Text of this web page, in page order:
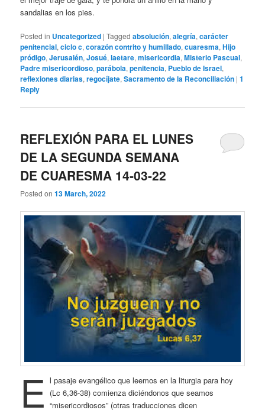
sandalias en los pies.
Posted in Uncategorized |Tagged absolución,alegría,carácter
penitencial,ciclo c,corazón contrito y humillado,cuaresma,Hijo
pródigo,Jerusalén,Josué,laetare,misericordia,Misterio Pascual,
Padre misericordioso,parábola,penitencia, Pueblo de Israel,
reflexiones diarias,regocíjate,Sacramento de la Reconciliación |1
Reply
REFLEXIÓN PARA EL LUNES
DE LA SEGUNDA SEMANA
DE CUARESMA 14-03-22
Posted on13 March, 2022
E l pasaje evangélico que leemos en la liturgia para hoy
(Lc 6,36-38) comienza diciéndonos que seamos
“misericordiosos” (otras traducciones dicen